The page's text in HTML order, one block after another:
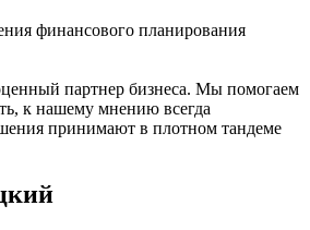
финансового планирования
партнер бизнеса. Мы помогаем
к нашему мнению всегда
принимают в плотном тандеме